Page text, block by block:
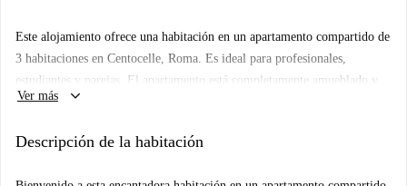
Este alojamiento ofrece una habitación en un apartamento compartido de
3 habitaciones en Centocelle, Roma. Es ideal para profesionales,
estudiantes y parejas. El apartamento está completamente amueblado y
cuenta con cocina equipada, lavadora privada, balcón y televisión. No se
anuncio para garantizar su calidad y veracidad.
Ver más keyboard_arrow_down
Descripción de la habitación